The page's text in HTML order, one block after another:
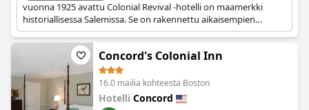
vuonna 1925 avattu Colonial Revival -hotelli on maamerkki
historiallisessa Salemissa. Se on rakennettu aikaisempien
merkittävien rakennusten paikalle ja on syvästi yhteydessä
Salemin meri- ja kirjallisuushistoriaan.
Concord's Colonial Inn
16.0 mailia kohteesta Boston
Hotelli Concord